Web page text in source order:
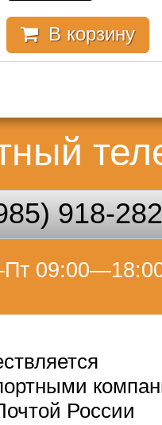
В корзину
918-
России